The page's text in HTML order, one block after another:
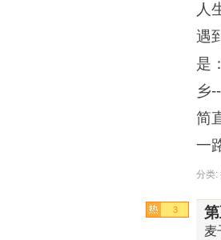
人
遇
是
乡
简
一
分类:
3
麦